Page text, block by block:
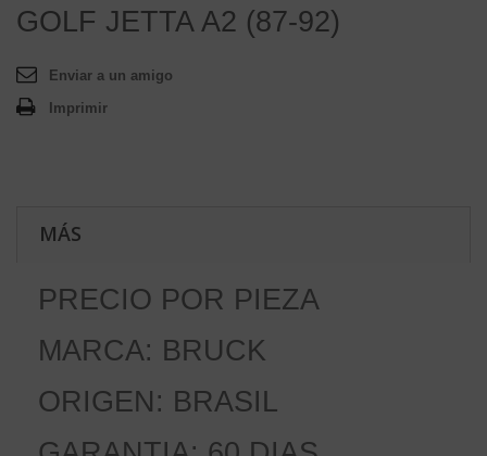
GOLF JETTA A2 (87-92)
Enviar a un amigo
Imprimir
MÁS
PRECIO POR PIEZA
MARCA: BRUCK
ORIGEN: BRASIL